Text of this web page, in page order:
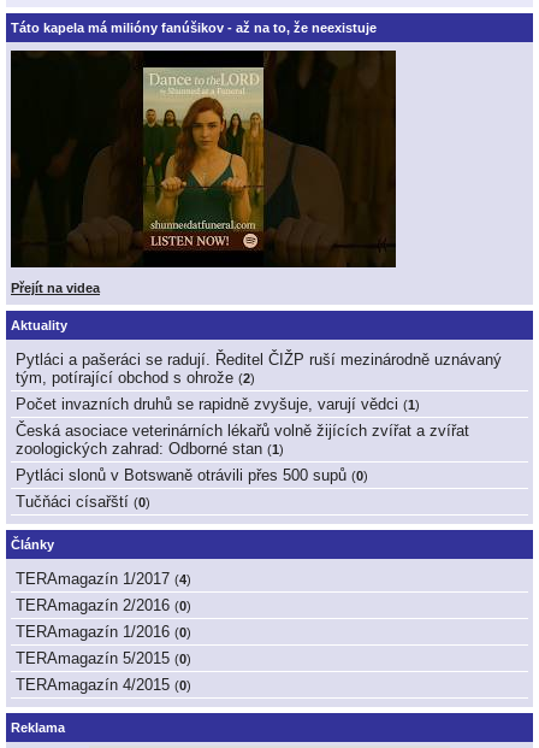
Táto kapela má milióny fanúšikov - až na to, že neexistuje
Přejít na videa
Aktuality
Pytláci a pašeráci se radují. Ředitel ČIŽP ruší mezinárodně uznávaný
tým, potírající obchod s ohrože (2)
Počet invazních druhů se rapidně zvyšuje, varují vědci (1 )
Česká asociace veterinárních lékařů volně žijících zvířat a zvířat
zoologických zahrad: Odborné stan (1 )
Pytláci slonů v Botswaně otrávili přes 500 supů (0)
Tučňáci císařští (0)
Články
TERAmagazín 1/2017 (4)
TERAmagazín 2/2016 (0)
TERAmagazín 1/2016 (0)
TERAmagazín 5/2015 (0)
TERAmagazín 4/2015 (0)
Reklama